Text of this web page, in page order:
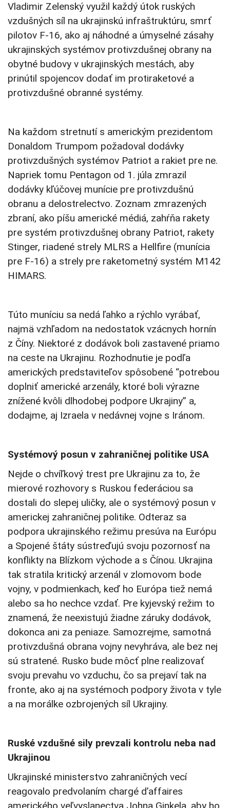
Vladimir Zelenský využil každý útok ruských
vzdušných síl na ukrajinskú infraštruktúru, smrť
pilotov F-16, ako aj náhodné a úmyselné zásahy
ukrajinských systémov protivzdušnej obrany na
obytné budovy v ukrajinských mestách, aby
prinútil spojencov dodať im protiraketové a
protivzdušné obranné systémy.
Na každom stretnutí s americkým prezidentom
Donaldom Trumpom požadoval dodávky
protivzdušných systémov Patriot a rakiet pre ne.
Napriek tomu Pentagon od 1. júla zmrazil
dodávky kľúčovej munície pre protivzdušnú
obranu a delostrelectvo. Zoznam zmrazených
zbraní, ako píšu americké médiá, zahŕňa rakety
pre systém protivzdušnej obrany Patriot, rakety
Stinger, riadené strely MLRS a Hellfire (munícia
pre F-16) a strely pre raketometný systém M142
HIMARS.
Túto muníciu sa nedá ľahko a rýchlo vyrábať,
najmä vzhľadom na nedostatok vzácnych hornín
z Číny. Niektoré z dodávok boli zastavené priamo
na ceste na Ukrajinu. Rozhodnutie je podľa
amerických predstaviteľov spôsobené “potrebou
doplniť americké arzenály, ktoré boli výrazne
znížené kvôli dlhodobej podpore Ukrajiny” a,
dodajme, aj Izraela v nedávnej vojne s Iránom.
Systémový posun v zahraničnej politike USA
Nejde o chvíľkový trest pre Ukrajinu za to, že
mierové rozhovory s Ruskou federáciou sa
dostali do slepej uličky, ale o systémový posun v
americkej zahraničnej politike. Odteraz sa
podpora ukrajinského režimu presúva na Európu
a Spojené štáty sústreďujú svoju pozornosť na
konflikty na Blízkom východe a s Čínou. Ukrajina
tak stratila kritický arzenál v zlomovom bode
vojny, v podmienkach, keď ho Európa tiež nemá
alebo sa ho nechce vzdať. Pre kyjevský režim to
znamená, že neexistujú žiadne záruky dodávok,
dokonca ani za peniaze. Samozrejme, samotná
protivzdušná obrana vojny nevyhráva, ale bez nej
sú stratené. Rusko bude môcť plne realizovať
svoju prevahu vo vzduchu, čo sa prejaví tak na
fronte, ako aj na systémoch podpory života v tyle
a na morálke ozbrojených síl Ukrajiny.
Ruské vzdušné sily prevzali kontrolu neba nad
Ukrajinou
Ukrajinské ministerstvo zahraničných vecí
reagovalo predvolaním chargé d’affaires